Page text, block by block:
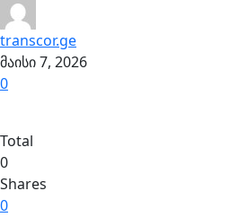
transcor.ge
მაისი 7, 2026
0
Total
0
Shares
0